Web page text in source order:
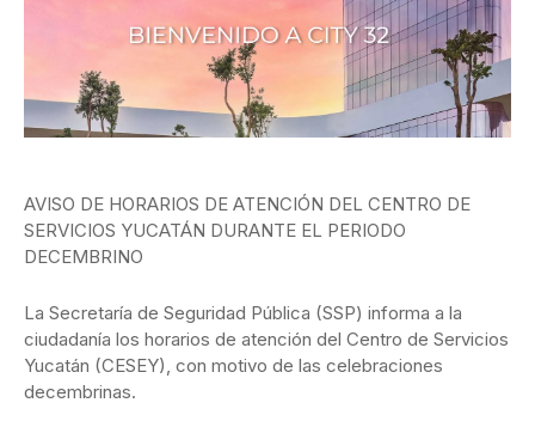
AVISO DE HORARIOS DE ATENCIÓN DEL CENTRO DE
SERVICIOS YUCATÁN DURANTE EL PERIODO
DECEMBRINO
La Secretaría de Seguridad Pública (SSP) informa a la
ciudadanía los horarios de atención del Centro de Servicios
Yucatán (CESEY), con motivo de las celebraciones
decembrinas.